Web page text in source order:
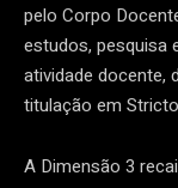
pelo Corpo
estudos, pesquisa
atividade docente,
titulação em
A Dimensão 3